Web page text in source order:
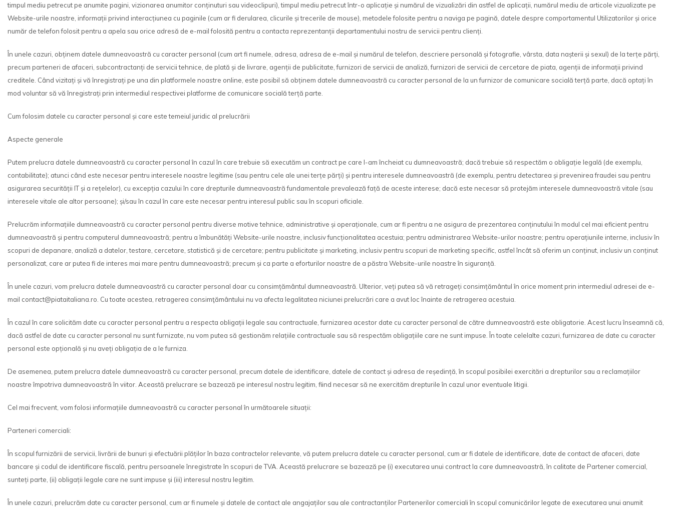
timpul mediu petrecut pe anumite pagini, vizionarea anumitor conținuturi sau videoclipuri), timpul mediu petrecut într-o aplicație și numărul de vizualizări din astfel de aplicații, numărul mediu de articole vizualizate pe
Website-urile noastre, informații privind interacțiunea cu paginile (cum ar fi derularea, clicurile și trecerile de mouse), metodele folosite pentru a naviga pe pagină, datele despre comportamentul Utilizatorilor și orice
număr de telefon folosit pentru a apela sau orice adresă de e-mail folosită pentru a contacta reprezentanții departamentului nostru de servicii pentru clienți.
În unele cazuri, obținem datele dumneavoastră cu caracter personal (cum art fi numele, adresa, adresa de e-mail și numărul de telefon, descriere personală și fotografie, vârsta, data nașterii și sexul) de la terțe părți,
precum parteneri de afaceri, subcontractanți de servicii tehnice, de plată și de livrare, agenții de publicitate, furnizori de servicii de analiză, furnizori de servicii de cercetare de piata, agenții de informații privind
creditele. Când vizitați și vă înregistrați pe una din platformele noastre online, este posibil să obținem datele dumneavoastră cu caracter personal de la un furnizor de comunicare socială terță parte, dacă optați în
mod voluntar să vă înregistrați prin intermediul respectivei platforme de comunicare socială terță parte.
Cum folosim datele cu caracter personal și care este temeiul juridic al prelucrării
Aspecte generale
Putem prelucra datele dumneavoastră cu caracter personal în cazul în care trebuie să executăm un contract pe care l-am încheiat cu dumneavoastră; dacă trebuie să respectăm o obligație legală (de exemplu,
contabilitate); atunci când este necesar pentru interesele noastre legitime (sau pentru cele ale unei terțe părți) și pentru interesele dumneavoastră (de exemplu, pentru detectarea și prevenirea fraudei sau pentru
asigurarea securității IT și a rețelelor), cu excepția cazului în care drepturile dumneavoastră fundamentale prevalează față de aceste interese; dacă este necesar să protejăm interesele dumneavoastră vitale (sau
interesele vitale ale altor persoane); și/sau în cazul în care este necesar pentru interesul public sau în scopuri oficiale.
Prelucrăm informațiile dumneavoastră cu caracter personal pentru diverse motive tehnice, administrative și operaționale, cum ar fi pentru a ne asigura de prezentarea conținutului în modul cel mai eficient pentru
dumneavoastră și pentru computerul dumneavoastră; pentru a îmbunătăți Website-urile noastre, inclusiv funcționalitatea acestuia; pentru administrarea Website-urilor noastre; pentru operațiunile interne, inclusiv în
scopuri de depanare, analiză a datelor, testare, cercetare, statistică și de cercetare; pentru publicitate și marketing, inclusiv pentru scopuri de marketing specific, astfel încât să oferim un conținut, inclusiv un conținut
personalizat, care ar putea fi de interes mai mare pentru dumneavoastră; precum și ca parte a eforturilor noastre de a păstra Website-urile noastre în siguranță.
În unele cazuri, vom prelucra datele dumneavoastră cu caracter personal doar cu consimțământul dumneavoastră. Ulterior, veți putea să vă retrageți consimțământul în orice moment prin intermediul adresei de e-
mail contact@piataitaliana.ro. Cu toate acestea, retragerea consimţământului nu va afecta legalitatea niciunei prelucrări care a avut loc înainte de retragerea acestuia.
În cazul în care solicităm date cu caracter personal pentru a respecta obligații legale sau contractuale, furnizarea acestor date cu caracter personal de către dumneavoastră este obligatorie. Acest lucru înseamnă că,
dacă astfel de date cu caracter personal nu sunt furnizate, nu vom putea să gestionăm relațiile contractuale sau să respectăm obligațiile care ne sunt impuse. În toate celelalte cazuri, furnizarea de date cu caracter
personal este opțională și nu aveți obligația de a le furniza.
De asemenea, putem prelucra datele dumneavoastră cu caracter personal, precum datele de identificare, datele de contact și adresa de reședință, în scopul posibilei exercitări a drepturilor sau a reclamațiilor
noastre împotriva dumneavoastră în viitor. Această prelucrare se bazează pe interesul nostru legitim, fiind necesar să ne exercităm drepturile în cazul unor eventuale litigii.
Cel mai frecvent, vom folosi informațiile dumneavoastră cu caracter personal în următoarele situații:
Parteneri comerciali:
În scopul furnizării de servicii, livrării de bunuri și efectuării plăților în baza contractelor relevante, vă putem prelucra datele cu caracter personal, cum ar fi datele de identificare, date de contact de afaceri, date
bancare și codul de identificare fiscală, pentru persoanele înregistrate în scopuri de TVA. Această prelucrare se bazează pe (i) executarea unui contract la care dumneavoastră, în calitate de Partener comercial,
sunteți parte, (ii) obligații legale care ne sunt impuse și (iii) interesul nostru legitim.
În unele cazuri, prelucrăm date cu caracter personal, cum ar fi numele și datele de contact ale angajaților sau ale contractanților Partenerilor comerciali în scopul comunicărilor legate de executarea unui anumit